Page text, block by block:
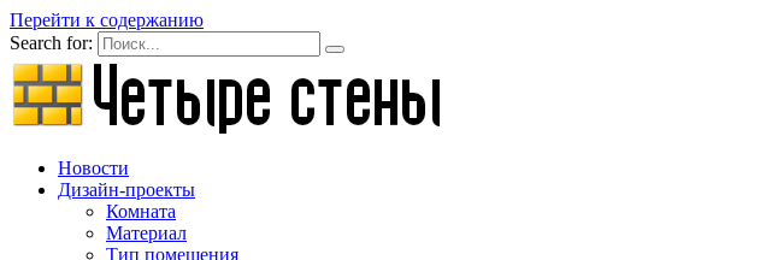
Перейти к содержанию
Search for:
Новости
Дизайн-проекты
Комната
Материал
Тип помещения